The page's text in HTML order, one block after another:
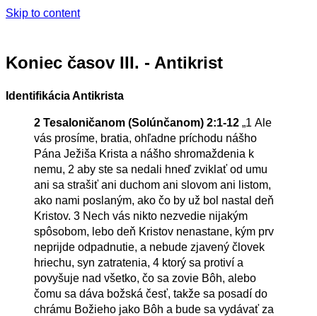
Skip to content
Koniec časov III. - Antikrist
Identifikácia Antikrista
2 Tesaloničanom (Solúnčanom) 2:1-12 „1 Ale
vás prosíme, bratia, ohľadne príchodu nášho
Pána Ježiša Krista a nášho shromaždenia k
nemu, 2 aby ste sa nedali hneď zviklať od umu
ani sa strašiť ani duchom ani slovom ani listom,
ako nami poslaným, ako čo by už bol nastal deň
Kristov. 3 Nech vás nikto nezvedie nijakým
spôsobom, lebo deň Kristov nenastane, kým prv
neprijde odpadnutie, a nebude zjavený človek
hriechu, syn zatratenia, 4 ktorý sa protiví a
povyšuje nad všetko, čo sa zovie Bôh, alebo
čomu sa dáva božská česť, takže sa posadí do
chrámu Božieho jako Bôh a bude sa vydávať za